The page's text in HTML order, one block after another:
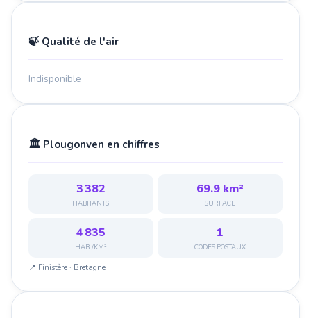
🍃 Qualité de l'air
Indisponible
🏛️ Plougonven en chiffres
3 382
HABITANTS
69.9 km²
SURFACE
4 835
HAB./KM²
1
CODES POSTAUX
📍 Finistère · Bretagne